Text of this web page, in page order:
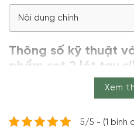
Nội dung chính
Thông số kỹ thuật
phẩm set 2 lót tay
Thương hiệu:PEUGEOT
Xem
5/5 - (1 bình